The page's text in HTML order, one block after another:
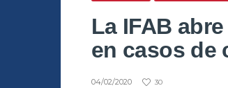
La IFAB
en casos de
04/02/2020 30